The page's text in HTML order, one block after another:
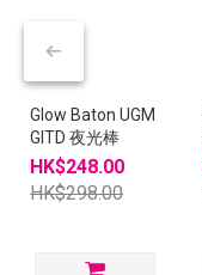
Glow Baton UGM
GITD 夜光棒
HK$248.00
HK$298.00